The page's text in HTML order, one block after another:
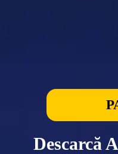
Descarcă